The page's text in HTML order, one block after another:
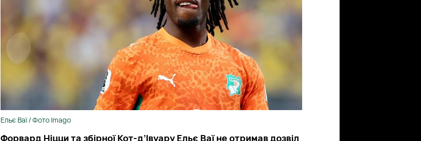
Ельє Ваї / Фото Imago
Форвард Ніцци та збірної Кот-д’Івуару Ельє Ваї не отримав дозвіл